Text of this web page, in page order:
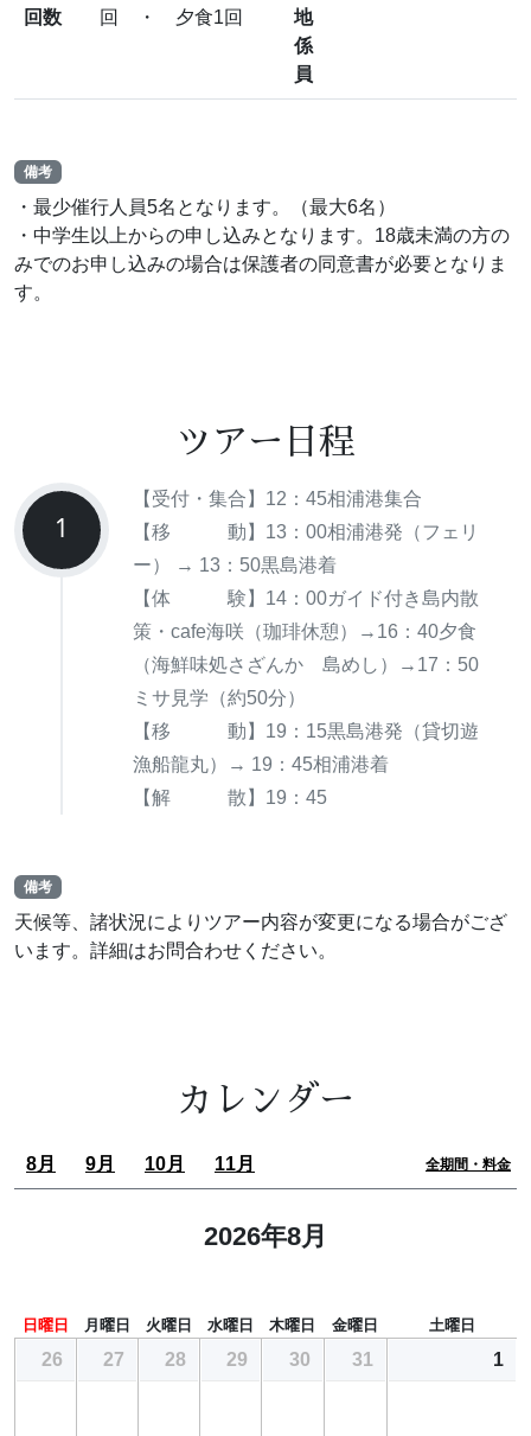
回数
回 ・ 夕食1回
地
係
員
備考
・最少催行人員5名となります。（最大6名）
・中学生以上からの申し込みとなります。18歳未満の方の
みでのお申し込みの場合は保護者の同意書が必要となりま
す。
ツアー日程
1
【受付・集合】12：45相浦港集合
【移 動】13：00相浦港発（フェリ
ー） → 13：50黒島港着
【体 験】14：00ガイド付き島内散
策・cafe海咲（珈琲休憩）→16：40夕食
（海鮮味処さざんか 島めし）→17：50
ミサ見学（約50分）
【移 動】19：15黒島港発（貸切遊
漁船龍丸）→ 19：45相浦港着
【解 散】19：45
備考
天候等、諸状況によりツアー内容が変更になる場合がござ
います。詳細はお問合わせください。
カレンダー
8月 9月 10月 11月 全期間・料金
2026年8月
日曜日 月曜日 火曜日 水曜日 木曜日 金曜日 土曜日
26 27 28 29 30 31 1